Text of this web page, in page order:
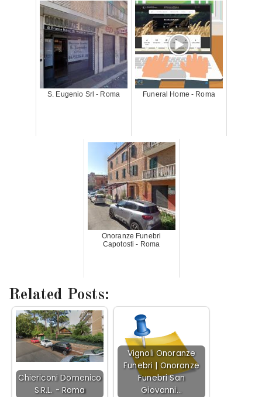
S. Eugenio Srl - Roma Funeral Home - Roma
Onoranze Funebri
Capotosti - Roma
Related Posts:
Chiericoni Domenico
S.R.L. - Roma
Vignoli Onoranze
Funebri | Onoranze
Funebri San
Giovanni…